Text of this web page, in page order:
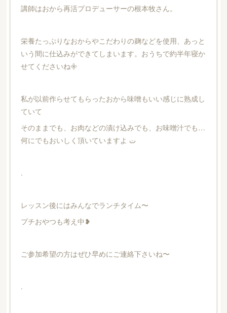
講師はおから再活プロデューサーの根本牧さん。
栄養たっぷりなおからやこだわりの麹などを使用、あっと
いう間に仕込みができてしまいます。おうちで約半年寝か
せてくださいね𖧷
私が以前作らせてもらったおから味噌もいい感じに熟成し
ていて
そのままでも、お肉などの漬け込みでも、お味噌汁でも…
何にでもおいしく頂いていますよ ت
.
レッスン後にはみんなでランチタイム〜
プチおやつも考え中❥
ご参加希望の方はぜひ早めにご連絡下さいね〜
.